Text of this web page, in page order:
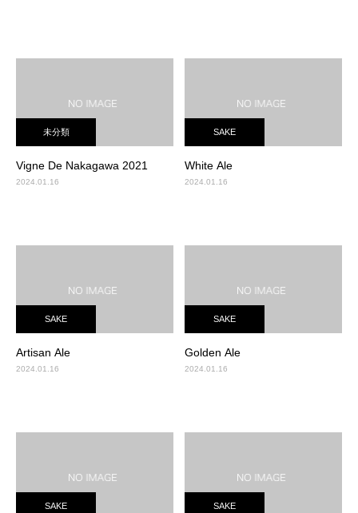
未分類
Vigne De Nakagawa 2021
2024.01.16
SAKE
White Ale
2024.01.16
SAKE
Artisan Ale
2024.01.16
SAKE
Golden Ale
2024.01.16
SAKE SAKE